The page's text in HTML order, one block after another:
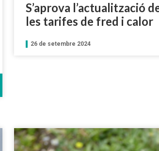
S’aprova l’actualització
les tarifes de fred i calor
26 de setembre 2024